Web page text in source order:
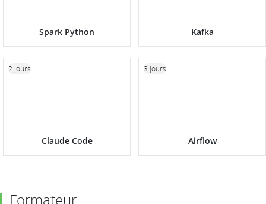
Spark Python Kafka
Claude Code
2 jours
Airflow
3 jours
Formateur